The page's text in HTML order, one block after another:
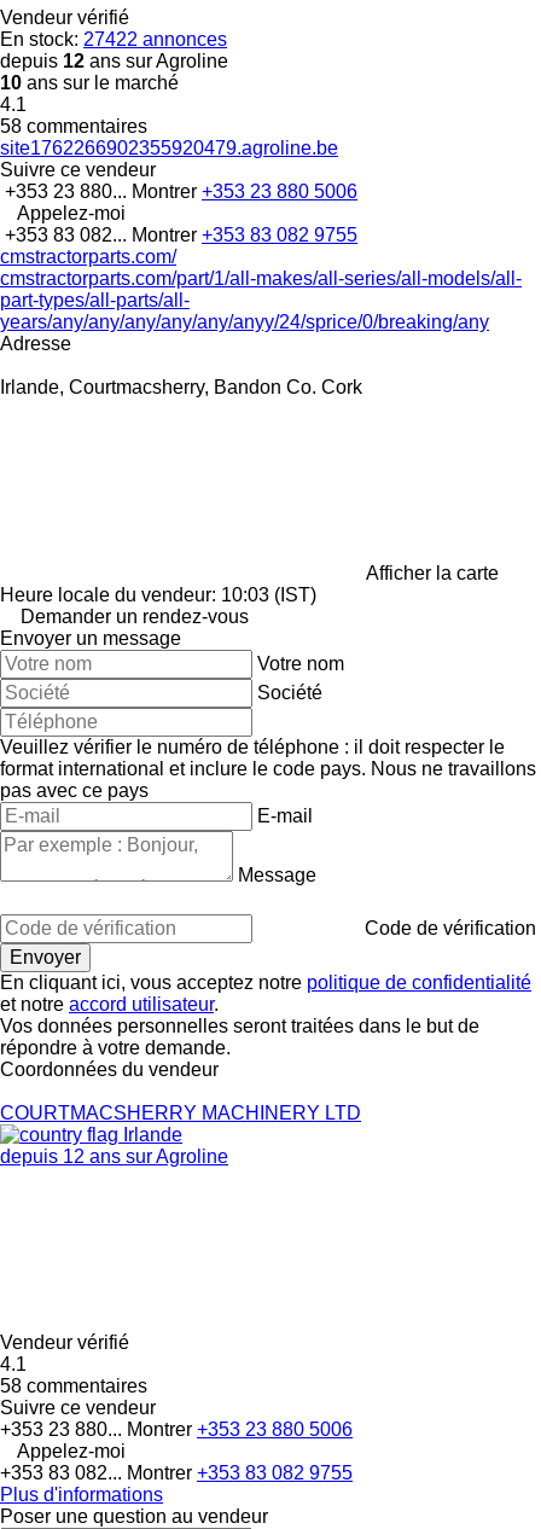
Vendeur vérifié
En stock: 27422 annonces
depuis 12 ans sur Agroline
10 ans sur le marché
4.1
58 commentaires
site1762266902355920479.agroline.be
Suivre ce vendeur
+353 23 880... Montrer +353 23 880 5006
Appelez-moi
+353 83 082... Montrer +353 83 082 9755
cmstractorparts.com/
cmstractorparts.com/part/1/all-makes/all-series/all-models/all-
part-types/all-parts/all-
years/any/any/any/any/any/anyy/24/sprice/0/breaking/any
Adresse
Irlande, Courtmacsherry, Bandon Co. Cork
Afficher la carte
Heure locale du vendeur: 10:03 (IST)
Demander un rendez-vous
Envoyer un message
Votre nom
Société
Veuillez vérifier le numéro de téléphone : il doit respecter le
format international et inclure le code pays. Nous ne travaillons
pas avec ce pays
E-mail
Message
Code de vérification
En cliquant ici, vous acceptez notre politique de confidentialité
et notre accord utilisateur.
Vos données personnelles seront traitées dans le but de
répondre à votre demande.
Coordonnées du vendeur
COURTMACSHERRY MACHINERY LTD
Irlande
depuis 12 ans sur Agroline
Vendeur vérifié
4.1
58 commentaires
Suivre ce vendeur
+353 23 880... Montrer +353 23 880 5006
Appelez-moi
+353 83 082... Montrer +353 83 082 9755
Plus d'informations
Poser une question au vendeur